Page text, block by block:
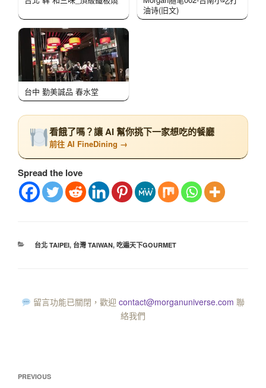
油诗(旧文)
台中 勤美誠品 春水堂
看餓了嗎？讓 AI 幫你挑下一家想吃的餐廳
前往 AI FineDining →
Spread the love
台北 TAIPEI, 台灣 TAIWAN, 吃遍天下GOURMET
留言功能已關閉，歡迎 contact@morganuniverse.com 聯
絡我們
PREVIOUS